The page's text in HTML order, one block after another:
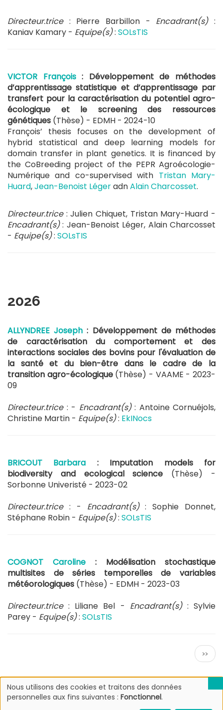
Directeur.trice : Pierre Barbillon - Encadrant(s):
Kaniav Kamary - Equipe(s): SOLsTIS
VICTOR François: Développement de méthodes
d’apprentissage statistique et d’apprentissage par
transfert pour la caractérisation du potentiel agro-
écologique et le screening des ressources
génétiques (Thèse) - EDMH - 2024-10
François’ thesis focuses on the development of
hybrid statistical and deep learning models for
domain transfer in plant genetics. It is financed by
the CoBreeding project of the PEPR Agroécologie-
Numérique and co-supervised with Tristan Mary-
Huard,Jean-Benoist LégeradnAlain Charcosset.
Directeur.trice : Julien Chiquet, Tristan Mary-Huard -
Encadrant(s): Jean-Benoist Léger, Alain Charcosset
- Equipe(s): SOLsTIS
2026
ALLYNDREE Joseph : Développement de méthodes
de caractérisation du comportement et des
interactions sociales des bovins pour l'évaluation de
la santé et du bien-être dans le cadre de la
transition agro-écologique (Thèse) - VAAME -2023-
09
Directeur.trice : - Encadrant(s) : Antoine Cornuéjols,
Christine Martin - Equipe(s): EkINocs
BRICOUT Barbara : Imputation models for
biodiversity and ecological science (Thèse) -
Sorbonne Univeristé - 2023-02
Directeur.trice : - Encadrant(s): Sophie Donnet,
Stéphane Robin - Equipe(s): SOLsTIS
COGNOT Caroline : Modélisation stochastique
multisites de séries temporelles de variables
météorologiques (Thèse) - EDMH - 2023-03
Directeur.trice: Liliane Bel - Encadrant(s) : Sylvie
Parey - Equipe(s): SOLsTIS
Page
››
Utilisation
des
Nous utilisons des cookies et traitons des données
personnelles aux fins suivantes : Fonctionnel.